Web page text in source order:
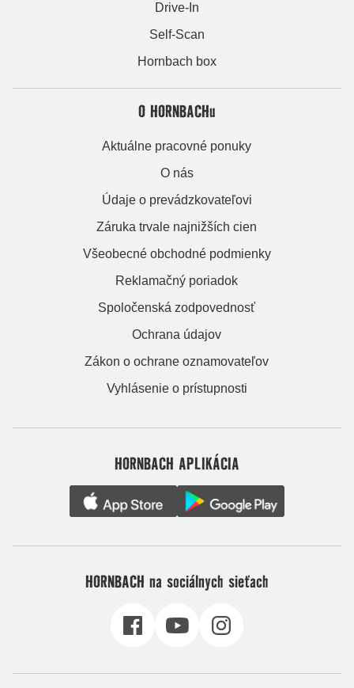
Drive-In
Self-Scan
Hornbach box
O HORNBACHu
Aktuálne pracovné ponuky
O nás
Údaje o prevádzkovateľovi
Záruka trvale najnižších cien
Všeobecné obchodné podmienky
Reklamačný poriadok
Spoločenská zodpovednosť
Ochrana údajov
Zákon o ochrane oznamovateľov
Vyhlásenie o prístupnosti
HORNBACH APLIKÁCIA
HORNBACH na sociálnych sieťach